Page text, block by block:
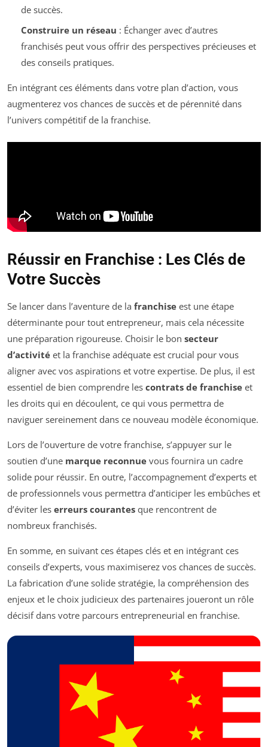
de succès.
Construire un réseau : Échanger avec d’autres
franchisés peut vous offrir des perspectives précieuses et
des conseils pratiques.
En intégrant ces éléments dans votre plan d’action, vous
augmenterez vos chances de succès et de pérennité dans
l’univers compétitif de la franchise.
Réussir en Franchise : Les Clés de
Votre Succès
Se lancer dans l’aventure de la franchise est une étape
déterminante pour tout entrepreneur, mais cela nécessite
une préparation rigoureuse. Choisir le bon secteur
d’activité et la franchise adéquate est crucial pour vous
aligner avec vos aspirations et votre expertise. De plus, il est
essentiel de bien comprendre les contrats de franchise et
les droits qui en découlent, ce qui vous permettra de
naviguer sereinement dans ce nouveau modèle économique.
Lors de l’ouverture de votre franchise, s’appuyer sur le
soutien d’une marque reconnue vous fournira un cadre
solide pour réussir. En outre, l’accompagnement d’experts et
de professionnels vous permettra d’anticiper les embûches et
d’éviter les erreurs courantes que rencontrent de
nombreux franchisés.
En somme, en suivant ces étapes clés et en intégrant ces
conseils d’experts, vous maximiserez vos chances de succès.
La fabrication d’une solide stratégie, la compréhension des
enjeux et le choix judicieux des partenaires joueront un rôle
décisif dans votre parcours entrepreneurial en franchise.